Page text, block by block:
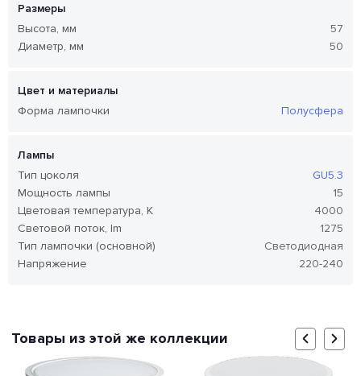
Размеры
Высота, мм
57
Диаметр, мм
50
Цвет и материалы
Форма лампочки
Полусфера
Лампы
Тип цоколя
GU5.3
Мощность лампы
15
Цветовая температура, K
4000
Световой поток, lm
1275
Тип лампочки (основной)
Светодиодная
Напряжение
220-240
Товары из этой же коллекции